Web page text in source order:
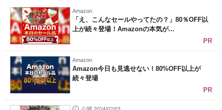
Amazon
「え、こんなセールやってたの？」80％OFF以
上が続々登場！Amazonの本気が...
PR
Amazon
Amazon今日も見逃せない！80%OFF以上が
続々登場
PR